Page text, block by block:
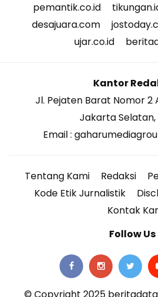
pemantik.co.id
desajuara.com
ujar.co.id
Kantor
Jl. Pejaten Barat Nomor 2
Jakarta Selatan,
Email :
Tentang Kami Redaksi
Kode Etik Jurnalistik
Kontak
Follow Us